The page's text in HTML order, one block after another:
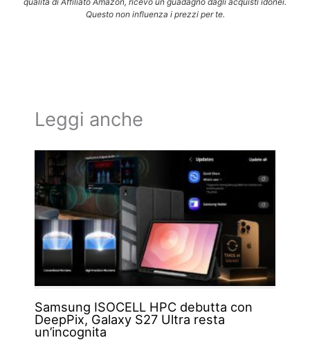
Questo non influenza i prezzi per te.
Leggi anche
Samsung ISOCELL HPC debutta con
DeepPix, Galaxy S27 Ultra resta
un’incognita